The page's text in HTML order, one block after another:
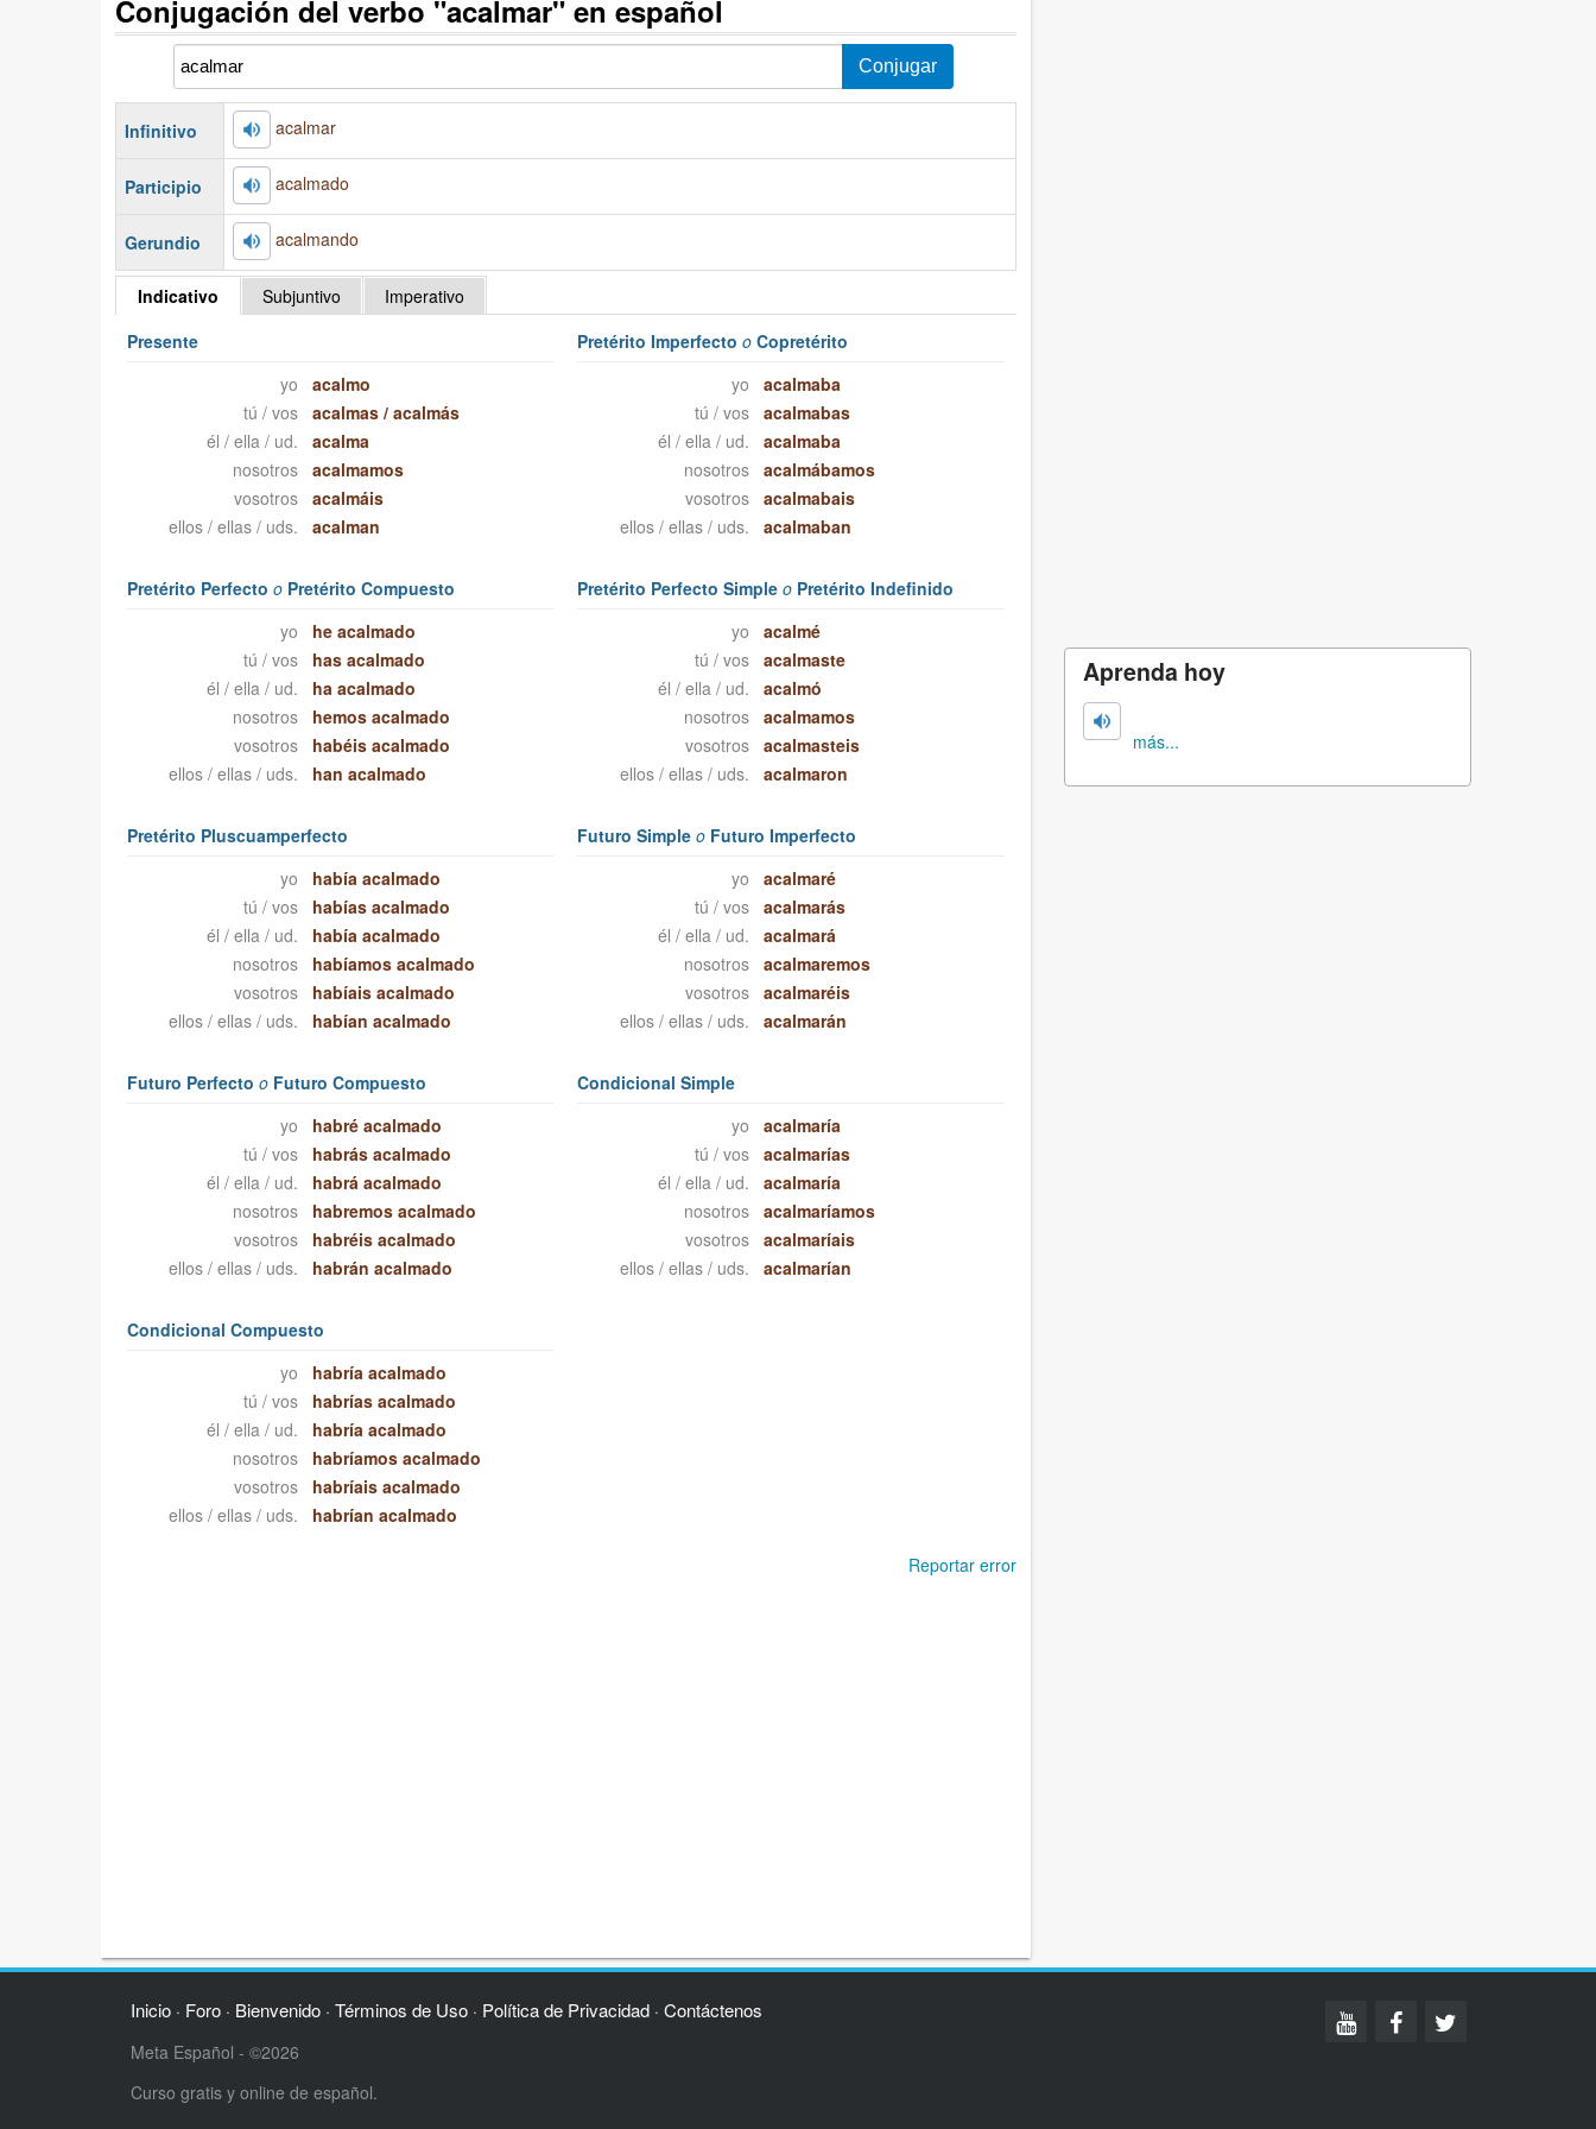
Conjugación del verbo "acalmar" en español
Infinitivo acalmar
Participio acalmado
Gerundio acalmando
Indicativo Subjuntivo
Imperativo
Presente
yo
acalmo
tú / vos
acalmas /acalmás
él / ella / ud.
acalma
nosotros
acalmamos
vosotros
acalmáis
ellos / ellas / uds.
acalman
Pretérito Imperfectoo Copretérito
yo
acalmaba
tú / vos
acalmabas
él / ella / ud.
acalmaba
nosotros
acalmábamos
vosotros
acalmabais
ellos / ellas / uds.
acalmaban
Pretérito Perfecto oPretérito Compuesto
yo
he acalmado
tú / vos
has acalmado
él / ella / ud.
ha acalmado
nosotros
hemos acalmado
vosotros
habéis acalmado
ellos / ellas / uds.
han acalmado
Pretérito Perfecto Simpleo Pretérito Indefinido
yo
acalmé
tú / vos
acalmaste
él / ella / ud.
acalmó
nosotros
acalmamos
vosotros
acalmasteis
ellos / ellas / uds.
acalmaron
Pretérito Pluscuamperfecto
yo
había acalmado
tú / vos
habías acalmado
él / ella / ud.
había acalmado
nosotros
habíamos acalmado
vosotros
habíais acalmado
ellos / ellas / uds.
habían acalmado
Futuro Simpleo Futuro Imperfecto
yo
acalmaré
tú / vos
acalmarás
él / ella / ud.
acalmará
nosotros
acalmaremos
vosotros
acalmaréis
ellos / ellas / uds.
acalmarán
Futuro Perfecto oFuturo Compuesto
yo
habré acalmado
tú / vos
habrás acalmado
él / ella / ud.
habrá acalmado
nosotros
habremos acalmado
vosotros
habréis acalmado
ellos / ellas / uds.
habrán acalmado
Condicional Simple
yo
acalmaría
tú / vos
acalmarías
él / ella / ud.
acalmaría
nosotros
acalmaríamos
vosotros
acalmaríais
ellos / ellas / uds.
acalmarían
Condicional Compuesto
yo
habría acalmado
tú / vos
habrías acalmado
él / ella / ud.
habría acalmado
nosotros
habríamos acalmado
vosotros
habríais acalmado
ellos / ellas / uds.
habrían acalmado
Reportar error
Aprenda hoy
más...
Inicio· Foro· Bienvenido· Términos de Uso· Política de Privacidad· Contáctenos
Meta Español - ©2026
Curso gratis y online de español.